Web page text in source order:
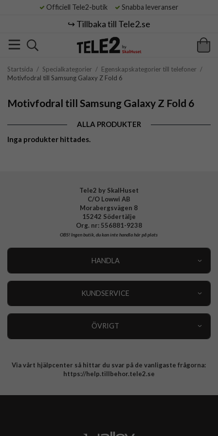
Officiell Tele2-butik Snabba leveranser
↪️ Tillbaka till Tele2.se
Startsida / Specialkategorier / Egenskapskategorier till telefoner /
Motivfodral till Samsung Galaxy Z Fold 6
Motivfodral till Samsung Galaxy Z Fold 6
ALLA PRODUKTER
Inga produkter hittades.
Tele2 by SkalHuset
C/O Lowwi AB
Morabergsvägen 8
15242 Södertälje
Org. nr: 556881-9238
OBS!Ingen butik, du kan inte handla här på plats
HANDLA
KUNDSERVICE
ÖVRIGT
Integritetspolicy
Via vårt hjälpcenter så hittar du svar på de vanligaste frågorna:
https://help.tillbehor.tele2.se